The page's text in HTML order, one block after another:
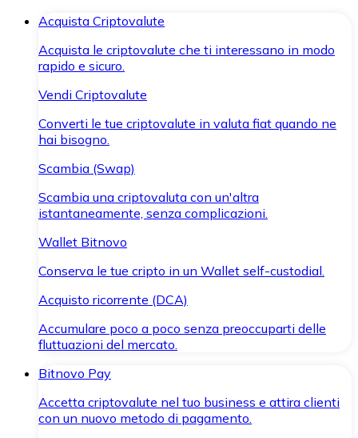
Acquista Criptovalute
Acquista le criptovalute che ti interessano in modo
rapido e sicuro.
Vendi Criptovalute
Converti le tue criptovalute in valuta fiat quando ne
hai bisogno.
Scambia (Swap)
Scambia una criptovaluta con un'altra
istantaneamente, senza complicazioni.
Wallet Bitnovo
Conserva le tue cripto in un Wallet self-custodial.
Acquisto ricorrente (DCA)
Accumulare poco a poco senza preoccuparti delle
fluttuazioni del mercato.
Bitnovo Pay
Accetta criptovalute nel tuo business e attira clienti
con un nuovo metodo di pagamento.